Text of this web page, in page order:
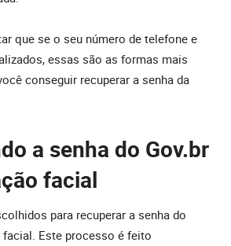
que se o seu número de telefone e
essas são as formas mais
conseguir recuperar a senha da
a senha do Gov.br
facial
para recuperar a senha do
facial. Este processo é feito